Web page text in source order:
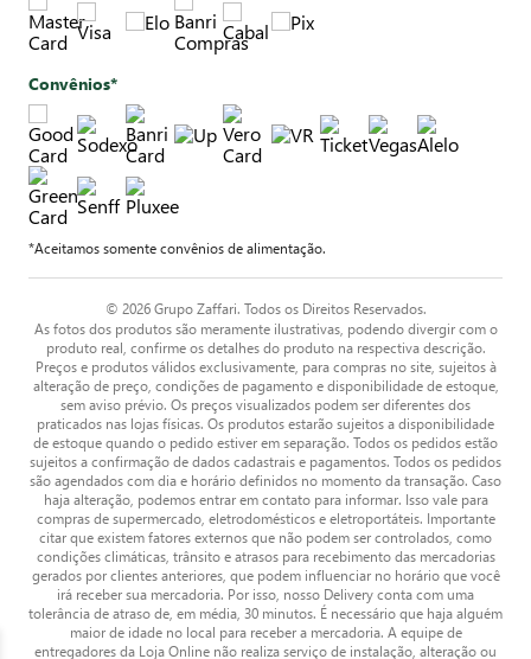
Convênios*
*Aceitamos somente convênios de alimentação.
© 2026 Grupo Zaffari. Todos os Direitos Reservados.
As fotos dos produtos são meramente ilustrativas, podendo divergir com o
produto real, confirme os detalhes do produto na respectiva descrição.
Preços e produtos válidos exclusivamente, para compras no site, sujeitos à
alteração de preço, condições de pagamento e disponibilidade de estoque,
sem aviso prévio. Os preços visualizados podem ser diferentes dos
praticados nas lojas físicas. Os produtos estarão sujeitos a disponibilidade
de estoque quando o pedido estiver em separação. Todos os pedidos estão
sujeitos a confirmação de dados cadastrais e pagamentos. Todos os pedidos
são agendados com dia e horário definidos no momento da transação. Caso
haja alteração, podemos entrar em contato para informar. Isso vale para
compras de supermercado, eletrodomésticos e eletroportáteis. Importante
citar que existem fatores externos que não podem ser controlados, como
condições climáticas, trânsito e atrasos para recebimento das mercadorias
gerados por clientes anteriores, que podem influenciar no horário que você
irá receber sua mercadoria. Por isso, nosso Delivery conta com uma
tolerância de atraso de, em média, 30 minutos. É necessário que haja alguém
maior de idade no local para receber a mercadoria. A equipe de
entregadores da Loja Online não realiza serviço de instalação, alteração ou